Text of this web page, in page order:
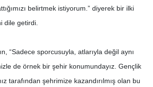
belirtmek istiyorum.” diyerek bir ilki
dile getirdi.
“Sadece sporcusuyla, atlarıyla değil aynı
de örnek bir şehir konumundayız. Gençlik
tarafından şehrimize kazandırılmış olan bu